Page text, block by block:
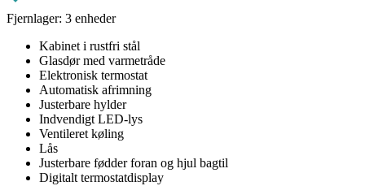
Fjernlager: 3 enheder
Kabinet i rustfri stål
Glasdør med varmetråde
Elektronisk termostat
Automatisk afrimning
Justerbare hylder
Indvendigt LED-lys
Ventileret køling
Lås
Justerbare fødder foran og hjul bagtil
Digitalt termostatdisplay